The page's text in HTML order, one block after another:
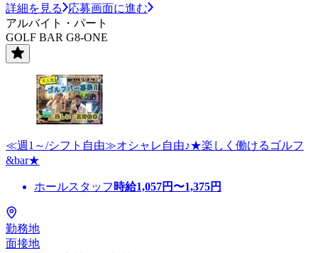
詳細を見る
応募画面に進む
アルバイト・パート
GOLF BAR G8-ONE
≪週1～/シフト自由≫オシャレ自由♪★楽しく働けるゴルフ
&bar★
ホールスタッフ 時給1,057円〜1,375円
勤務地
面接地